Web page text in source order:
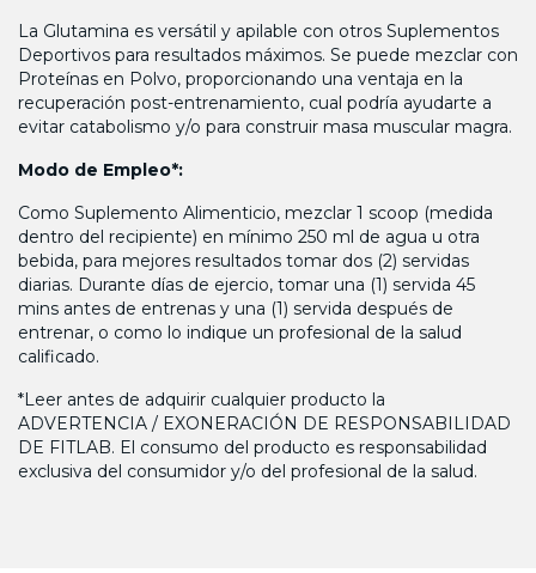
La Glutamina es versátil y apilable con otros Suplementos
Deportivos para resultados máximos. Se puede mezclar con
Proteínas en Polvo, proporcionando una ventaja en la
recuperación post-entrenamiento, cual podría ayudarte a
evitar catabolismo y/o para construir masa muscular magra.
Modo de Empleo*:
Como Suplemento Alimenticio, mezclar 1 scoop (medida
dentro del recipiente) en mínimo 250 ml de agua u otra
bebida, para mejores resultados tomar dos (2) servidas
diarias. Durante días de ejercio, tomar una (1) servida 45
mins antes de entrenas y una (1) servida después de
entrenar, o como lo indique un profesional de la salud
calificado.
*Leer antes de adquirir cualquier producto la
ADVERTENCIA / EXONERACIÓN DE RESPONSABILIDAD
DE FITLAB. El consumo del producto es responsabilidad
exclusiva del consumidor y/o del profesional de la salud.